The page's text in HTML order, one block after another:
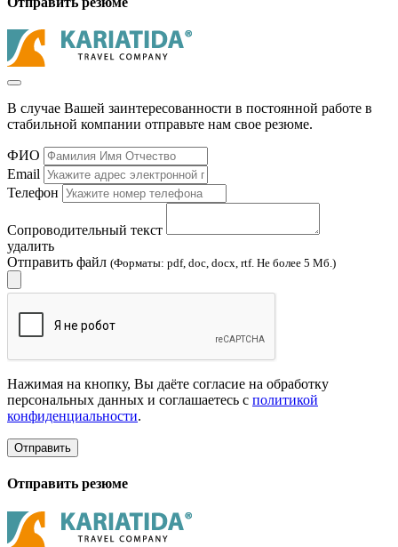
В случае Вашей заинтересованности в постоянной работе в
стабильной компании отправьте нам свое резюме.
ФИО
Email
Телефон
Сопроводительный текст
удалить
Отправить файл (Форматы: pdf, doc, docx, rtf. Не более 5 Мб.)
Нажимая на кнопку, Вы даёте согласие на обработку
персональных данных и соглашаетесь с политикой
конфиденциальности.
Отправить
Отправить резюме